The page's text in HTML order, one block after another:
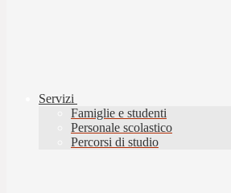
Servizi
Famiglie e studenti
Personale scolastico
Percorsi di studio